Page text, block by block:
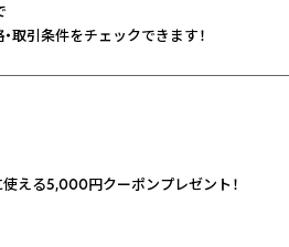
取引条件をチェックできます！
える5,000円クーポンプレゼント！